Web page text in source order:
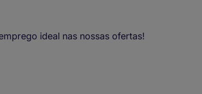
ideal nas nossas ofertas!